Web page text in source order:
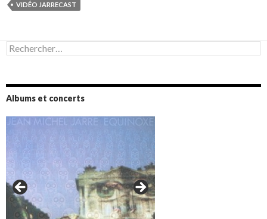
VIDÉO JARRECAST
Rechercher :
Albums et concerts